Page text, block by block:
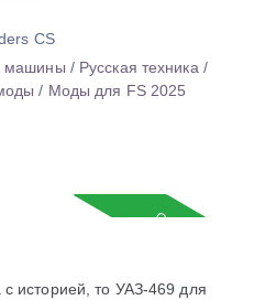
CS
машины / Русская техника/
/ Моды для FS 2025
историей, то УАЗ-469 для